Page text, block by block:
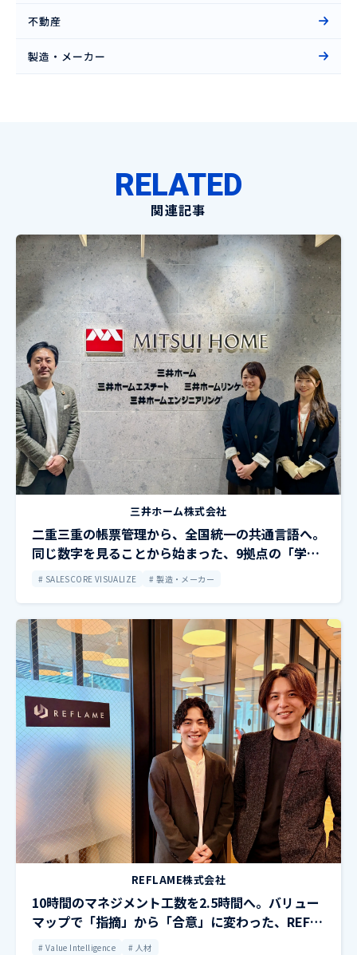
不動産
製造・メーカー
RELATED
関連記事
三井ホーム株式会社
二重三重の帳票管理から、全国統一の共通言語へ。
同じ数字を見ることから始まった、9拠点の「学び
合い」
SALESCORE VISUALIZE 製造・メーカー
REFLAME株式会社
10時間のマネジメント工数を2.5時間へ。バリュー
マップで「指摘」から「合意」に変わった、REFLA
MEのマネジメント改革
Value Intelligence 人材